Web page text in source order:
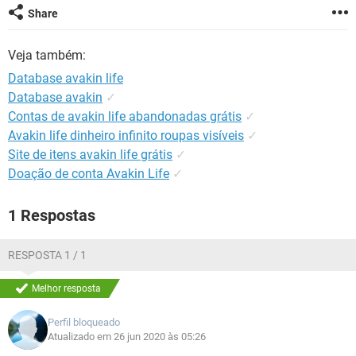
GUIA DE COMPRAS
Share
Veja também:
Database avakin life
Database avakin ✓
Contas de avakin life abandonadas grátis ✓
Avakin life dinheiro infinito roupas visíveis ✓
Site de itens avakin life grátis ✓
Doação de conta Avakin Life ✓
1 Respostas
RESPOSTA 1 / 1
Melhor resposta
Perfil bloqueado
Atualizado em 26 jun 2020 às 05:26